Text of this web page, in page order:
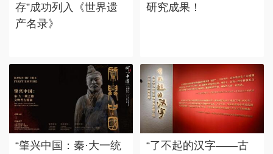
存”成功列入《世界遗
产名录》
研究成果！
“肇兴中国：秦·大一统
“了不起的汉字——古